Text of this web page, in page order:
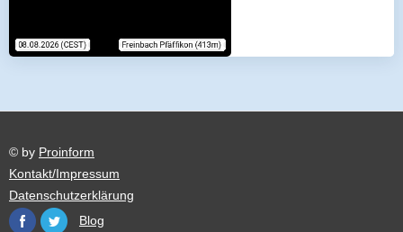
© by Proinform
Kontakt/Impressum
Datenschutzerklärung
Blog